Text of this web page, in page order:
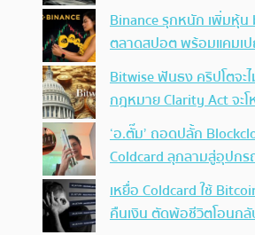
Binance รุกหนัก เพิ่มหุ้น
ตลาดสปอต พร้อมแคมเ
Bitwise ฟันธง คริปโตจะ
กฎหมาย Clarity Act จะ
‘อ.ตั๊ม’ ถอดปลั้ก
Coldcard ลุกลามสู่อุปก
เหยื่อ Coldcard ใช้
คืนเงิน ตัดพ้อชีวิตโอนก